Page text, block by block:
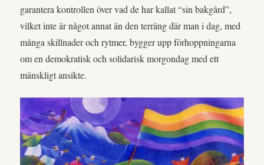
garantera kontrollen över vad de har kallat “sin bakgård”,
vilket inte är något annat än den terräng där man i dag, med
många skillnader och rytmer, bygger upp förhoppningarna
om en demokratisk och solidarisk morgondag med ett
mänskligt ansikte.